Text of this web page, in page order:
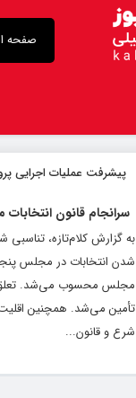
صفحه
پیشرفت عملیات اجرایی
سرانجام قانون
به گزارش کلام‌تازه،
مجلس محسوب می‌شد. تعلق
تأمین می‌شد. همچنین
شرع و قانون...